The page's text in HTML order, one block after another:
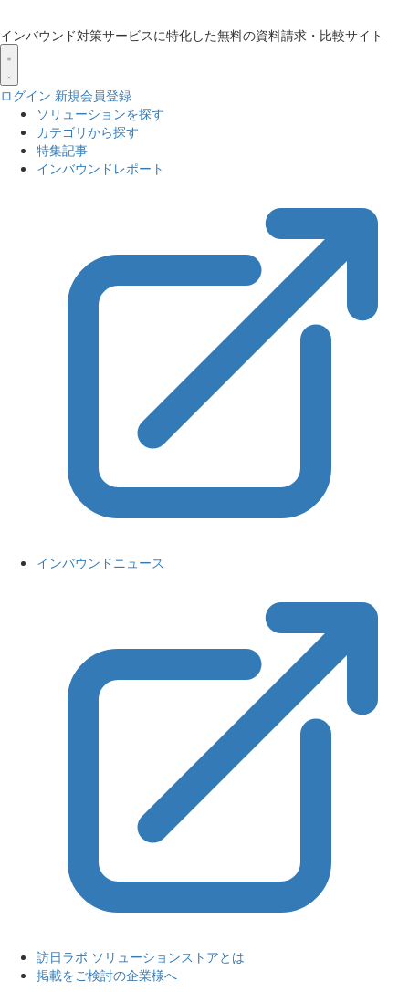
インバウンド対策サービスに特化した無料の資料請求・比較サイト
ログイン 新規会員登録
ソリューションを探す
カテゴリから探す
特集記事
インバウンドレポート
インバウンドニュース
訪日ラボ ソリューションストアとは
掲載をご検討の企業様へ